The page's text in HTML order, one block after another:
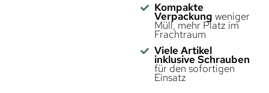
Kompakte
Verpackung weniger
Müll, mehr Platz im
Frachtraum
Viele Artikel
inklusive Schrauben
für den sofortigen
Einsatz